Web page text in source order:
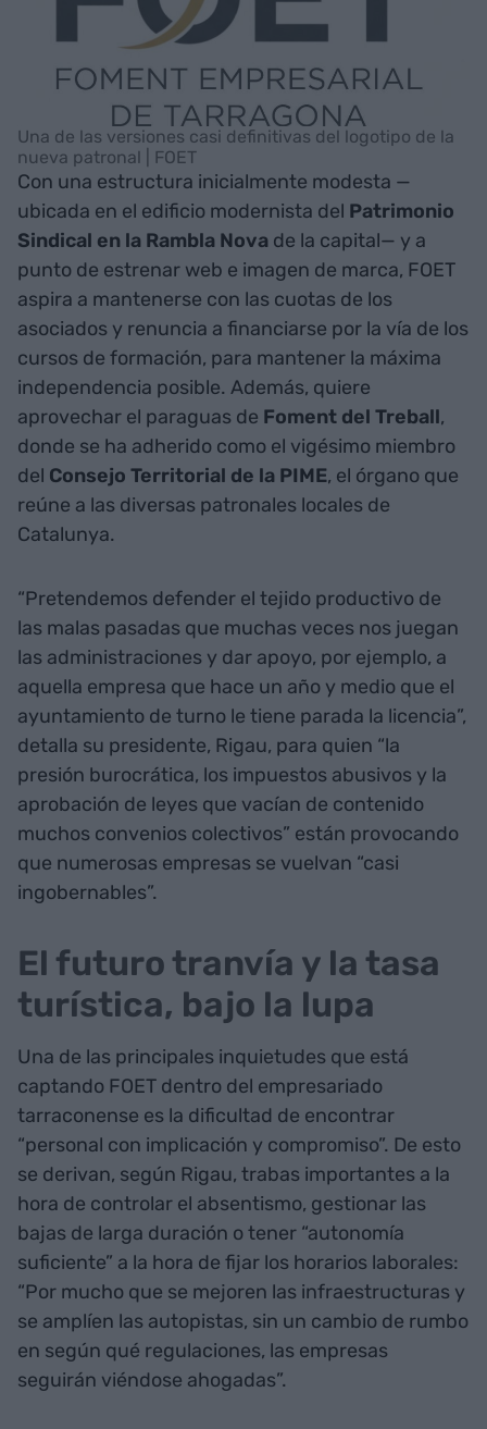
Una de las versiones casi definitivas del logotipo de la
nueva patronal | FOET
Con una estructura inicialmente modesta —
ubicada en el edificio modernista del Patrimonio
Sindical en la Rambla Nova de la capital— y a
punto de estrenar web e imagen de marca, FOET
aspira a mantenerse con las cuotas de los
asociados y renuncia a financiarse por la vía de los
cursos de formación, para mantener la máxima
independencia posible. Además, quiere
aprovechar el paraguas de Foment del Treball,
donde se ha adherido como el vigésimo miembro
del Consejo Territorial de la PIME, el órgano que
reúne a las diversas patronales locales de
Catalunya.
“Pretendemos defender el tejido productivo de
las malas pasadas que muchas veces nos juegan
las administraciones y dar apoyo, por ejemplo, a
aquella empresa que hace un año y medio que el
ayuntamiento de turno le tiene parada la licencia”,
detalla su presidente, Rigau, para quien “la
presión burocrática, los impuestos abusivos y la
aprobación de leyes que vacían de contenido
muchos convenios colectivos” están provocando
que numerosas empresas se vuelvan “casi
ingobernables”.
El futuro tranvía y la tasa
turística, bajo la lupa
Una de las principales inquietudes que está
captando FOET dentro del empresariado
tarraconense es la dificultad de encontrar
“personal con implicación y compromiso”. De esto
se derivan, según Rigau, trabas importantes a la
hora de controlar el absentismo, gestionar las
bajas de larga duración o tener “autonomía
suficiente” a la hora de fijar los horarios laborales:
“Por mucho que se mejoren las infraestructuras y
se amplíen las autopistas, sin un cambio de rumbo
en según qué regulaciones, las empresas
seguirán viéndose ahogadas”.